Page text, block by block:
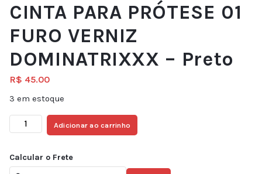
CINTA PARA PRÓTESE 01
FURO VERNIZ
DOMINATRIXXX – Preto
R$ 45.00
3 em estoque
Adicionar ao carrinho
Calcular o Frete